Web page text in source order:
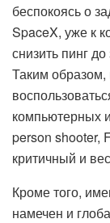
беспокоясь о
SpaceX, уже к
снизить пинг
Таким образом,
компьютерных
person shooter,
критичный и
Кроме того,
намечен и